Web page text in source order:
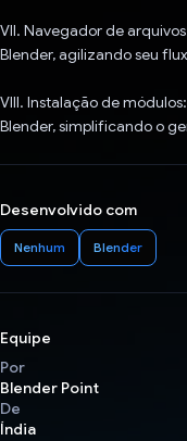
VII. Navegador de
Blender, agilizando seu
VIII. Instalação de
Blender, simplificando o
Desenvolvido com
Nenhum Blender
Equipe
Por
Blender Point
De
Índia